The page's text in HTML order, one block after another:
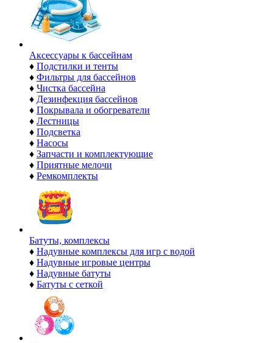
Аксессуары к бассейнам
♦ Подстилки и тенты
♦ Фильтры для бассейнов
♦ Чистка бассейна
♦ Дезинфекция бассейнов
♦ Покрывала и обогреватели
♦ Лестницы
♦ Подсветка
♦ Насосы
♦ Запчасти и комплектующие
♦ Приятные мелочи
♦ Ремкомплекты
Батуты, комплексы
♦ Надувные комплексы для игр с водой
♦ Надувные игровые центры
♦ Надувные батуты
♦ Батуты с сеткой